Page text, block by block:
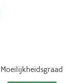
Moeilijkheidsgraad